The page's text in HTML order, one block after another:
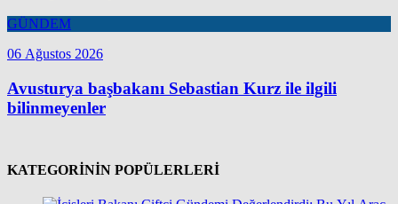
GÜNDEM
06 Ağustos 2026
Avusturya başbakanı Sebastian Kurz ile ilgili
bilinmeyenler
KATEGORİNİN POPÜLERLERİ